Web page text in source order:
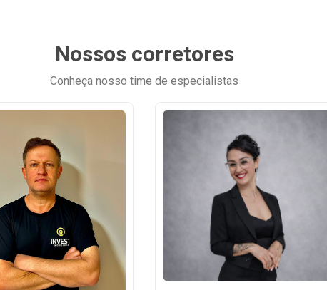
Nossos corretores
Conheça nosso time de especialistas